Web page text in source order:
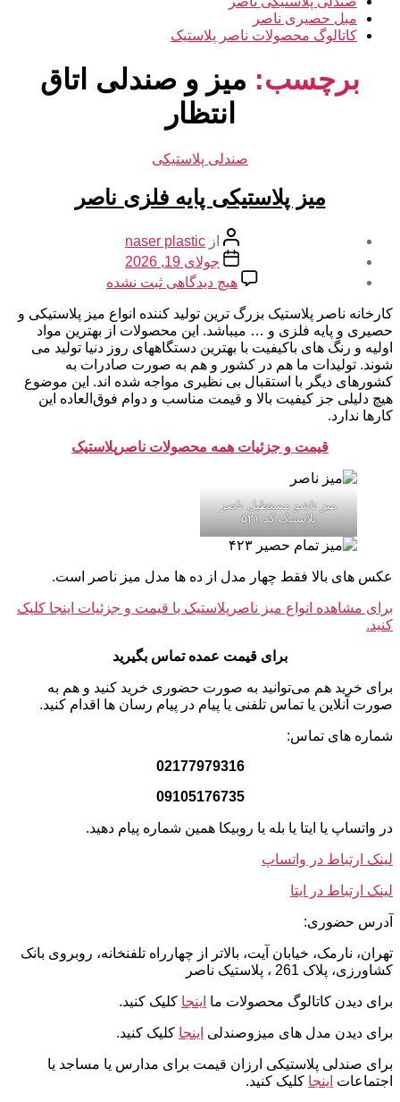
مبل حصیری ناصر
کاتالوگ محصولات ناصر پلاستیک
برچسب: میز و صندلی اتاق
انتظار
دسته‌ها
صندلی پلاستیکی
میز پلاستیکی پایه فلزی ناصر
نویسنده
نوشته
از naser plastic
تاریخ
نوشته
جولای 19, 2026
هیچ دیدگاهی برای
پلاستیکی
پایه
فلزی
ناصر
ثبت نشده
کارخانه ناصر پلاستیک بزرگ ترین تولید کننده انواع میز پلاستیکی و
حصیری و پایه فلزی و … میباشد. این محصولات از بهترین مواد
اولیه و رنگ های باکیفیت با بهترین دستگاههای روز دنیا تولید می
شوند. تولیدات ما هم در کشور و هم به صورت صادرات به
کشورهای دیگر با استقبال بی نظیری مواجه شده اند. این موضوع
هیچ دلیلی جز کیفیت بالا و قیمت مناسب و دوام فوق‌العاده این
کارها ندارد.
قیمت و جزئیات همه محصولات ناصرپلاستیک
میز تاشو مستطیل ناصر
پلاستیک کد ۵۲۱
عکس های بالا فقط چهار مدل از ده ها مدل میز ناصر است.
برای مشاهده انواع میز ناصرپلاستیک با قیمت و جزئیات اینجا کلیک
کنید.
برای قیمت عمده تماس بگیرید
برای خرید هم می‌توانید به صورت حضوری خرید کنید و هم به
صورت آنلاین یا تماس تلفنی یا پیام در پیام رسان ها اقدام کنید.
شماره های تماس:
02177979316
09105176735
در واتساپ یا ایتا یا بله یا روبیکا همین شماره پیام دهید.
لینک ارتباط در واتساپ
لینک ارتباط در ایتا
آدرس حضوری:
تهران، نارمک، خیابان آیت، بالاتر از چهارراه تلفنخانه، روبروی بانک
کشاورزی، پلاک 261 ، پلاستیک ناصر
برای دیدن کاتالوگ محصولات ما اینجا کلیک کنید.
برای دیدن مدل های میزوصندلی اینجا کلیک کنید.
برای صندلی پلاستیکی ارزان قیمت برای مدارس یا مساجد یا
اجتماعات اینجا کلیک کنید.